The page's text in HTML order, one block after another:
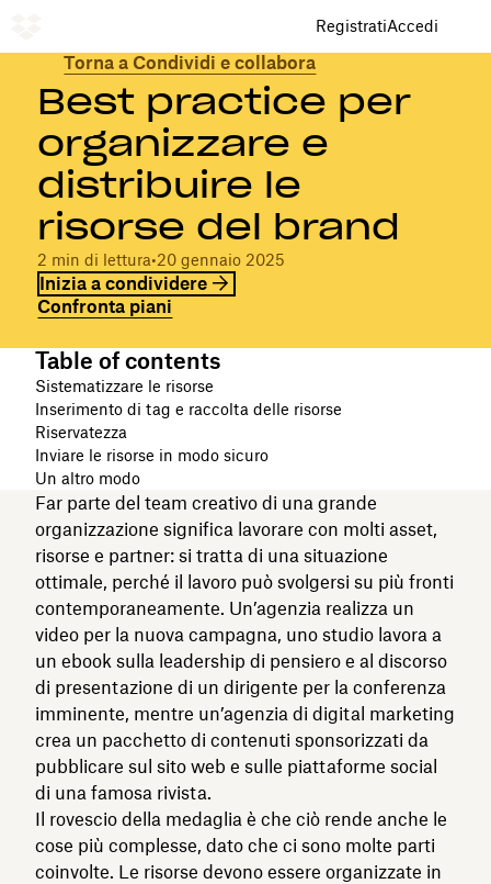
RegistratiAccedi
Torna a Condividi e collabora
Best practice per
organizzare e
distribuire le
risorse del brand
2 min di lettura•20 gennaio 2025
Inizia a condividere
Confronta piani
Table of contents
Sistematizzare le risorse
Inserimento di tag e raccolta delle risorse
Riservatezza
Inviare le risorse in modo sicuro
Un altro modo
Far parte del team creativo di una grande
organizzazione significa lavorare con molti asset,
risorse e partner: si tratta di una situazione
ottimale, perché il lavoro può svolgersi su più fronti
contemporaneamente. Un’agenzia realizza un
video per la nuova campagna, uno studio lavora a
un ebook sulla leadership di pensiero e al discorso
di presentazione di un dirigente per la conferenza
imminente, mentre un’agenzia di digital marketing
crea un pacchetto di contenuti sponsorizzati da
pubblicare sul sito web e sulle piattaforme social
di una famosa rivista.
Il rovescio della medaglia è che ciò rende anche le
cose più complesse, dato che ci sono molte parti
coinvolte. Le risorse devono essere organizzate in